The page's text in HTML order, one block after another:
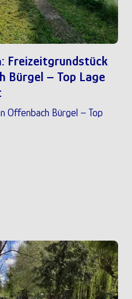
Freizeitgrundstück
Bürgel – Top Lage
Offenbach Bürgel – Top